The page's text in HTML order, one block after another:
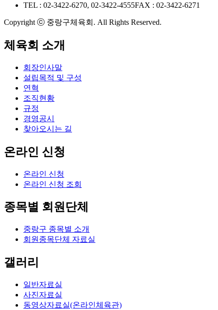
TEL : 02-3422-6270, 02-3422-4555FAX : 02-3422-6271
Copyright ⓒ 중랑구체육회. All Rights Reserved.
체육회 소개
회장인사말
설립목적 및 구성
연혁
조직현황
규정
경영공시
찾아오시는 길
온라인 신청
온라인 신청
온라인 신청 조회
종목별 회원단체
중랑구 종목별 소개
회원종목단체 자료실
갤러리
일반자료실
사진자료실
동영상자료실(온라인체육관)